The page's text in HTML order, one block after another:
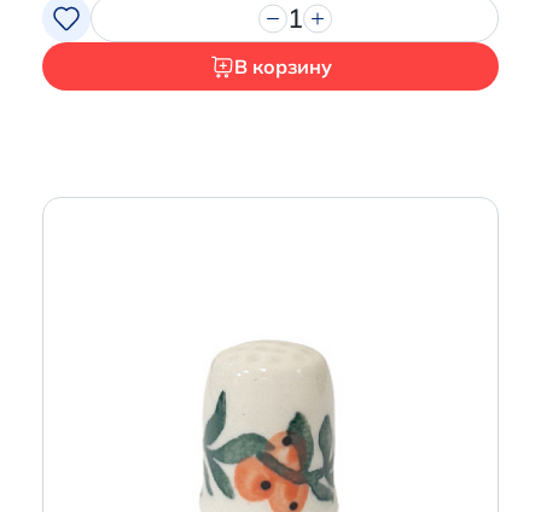
1
В корзину